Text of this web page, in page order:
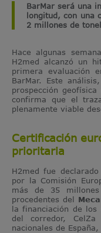
BarMar será una
longitud, con una
2 millones de
Hace algunas
H2med alcanzó un
primera evaluación
BarMar. Este
prospección
confirma que el
plenamente viable
Certificación
prioritaria
H2med fue declarado
por la Comisión
más de 35
procedentes del
la financiación de los
del corredor,
nacionales de